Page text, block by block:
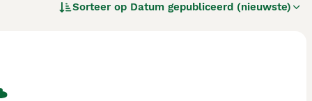
Beide typen kunnen in één nestje voorkomen. Het
Sorteer op Datum gepubliceerd (nieuwste)